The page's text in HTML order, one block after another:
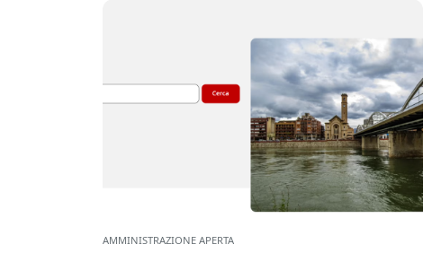
AMMINISTRAZIONE APERTA